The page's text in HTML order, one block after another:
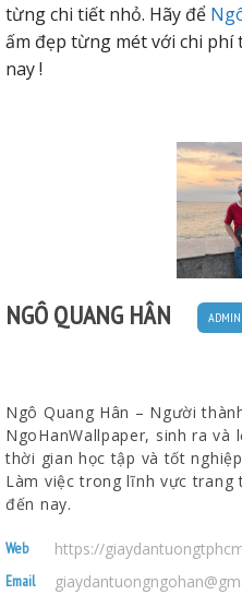
từng chi tiết nhỏ. Hãy để
ấm đẹp từng mét với chi phí
nay !
NGÔ QUANG HÂN
Ngô Quang Hân – Người
NgoHanWallpaper, sinh ra
thời gian học tập và tốt
Làm việc trong lĩnh vực
đến nay.
Web https://
Email